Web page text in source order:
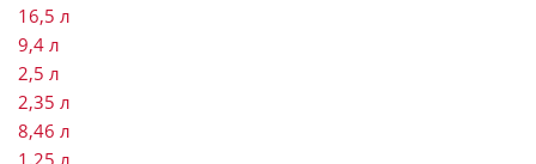
16,5 л
9,4 л
2,5 л
2,35 л
8,46 л
1,25 л